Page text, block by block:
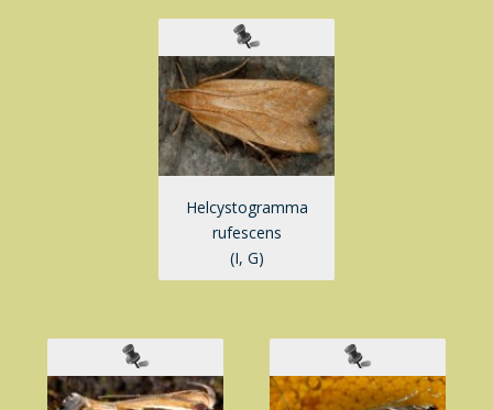
Helcystogramma
rufescens
(I, G)